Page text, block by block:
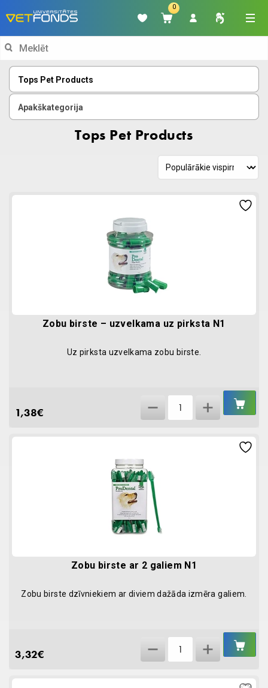
0
Search
Tops Pet Products
Apakškategorija
Tops Pet Products
Zobu birste – uzvelkama uz pirksta N1
Uz pirksta uzvelkama zobu birste.
1,38€
birste
uz
pirksta
N1
quantity
Zobu birste ar 2 galiem N1
Zobu birste dzīvniekiem ar diviem dažāda izmēra galiem.
3,32€
birste